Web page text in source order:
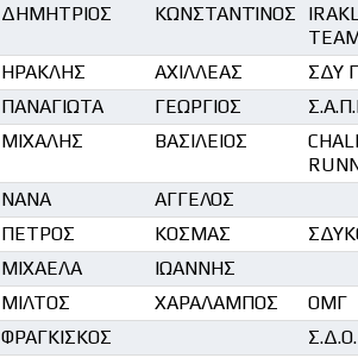
ΔΗΜΗΤΡΙΟΣ ΚΩΝΣΤΑΝΤΊΝΟΣ
ΗΡΑΚΛΗΣ ΑΧΙΛΛΕΑΣ
ΣΔΥ
ΠΑΝΑΓΙΩΤΑ ΓΕΩΡΓΙΟΣ
ΜΙΧΑΛΗΣ ΒΑΣΙΛΕΙΟΣ
ΝΑΝΑ
ΑΓΓΕΛΟΣ
ΠΕΤΡΟΣ ΚΟΣΜΑΣ
ΜΙΧΑΕΛΑ
ΙΩΑΝΝΗΣ
ΜΙΛΤΟΣ ΧΑΡΑΛΑΜΠΟΣ
ΟΜΓ
ΦΡΑΓΚΙΣΚΟΣ